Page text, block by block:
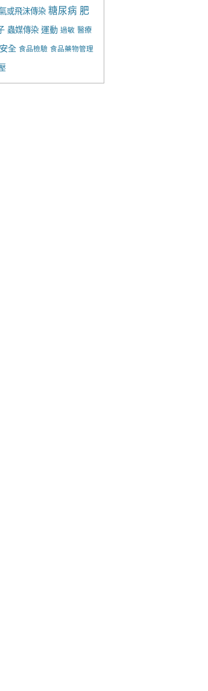
或飛沫傳染 糖尿病 肥
蟲媒傳染 運動 過敏 醫療
全 食品檢驗 食品藥物管理